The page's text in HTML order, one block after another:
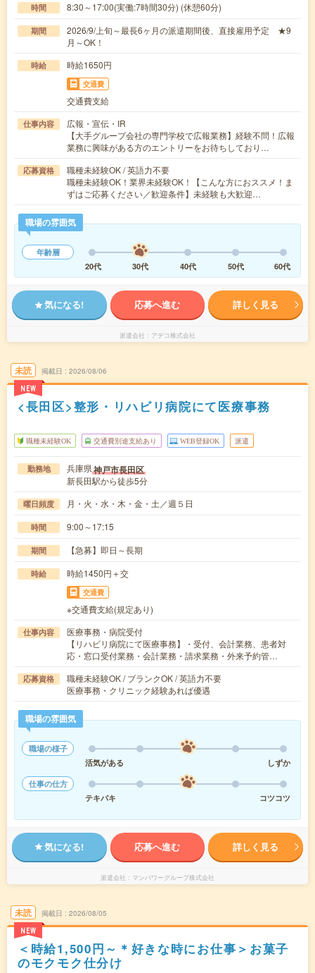
時間 8:30～17:00(実働:7時間30分) (休憩60分)
期間
2026/9/上旬～最長6ヶ月の派遣期間後、直接雇用予定 ★9
月～OK！
時給 時給1650円
交通費
交通費支給
仕事内容
広報・宣伝・IR
【大手グループ会社の専門学校で広報業務】経験不問！広報
業務に興味がある方のエントリーをお待ちしており…
応募資格
職種未経験OK / 英語力不要
職種未経験OK！業界未経験OK！【こんな方におススメ！ま
ずはご応募ください／歓迎条件】未経験も大歓迎…
職場の雰囲気
年齢層
20代
30代 40代 50代 60代
気になる! 応募へ進む 詳しく見る
派遣会社 アデコ株式会社
未読
NEW
掲載日 2026/08/06
<長田区>整形・リハビリ病院にて医療事務
職種未経験OK 交通費別途支給あり WEB登録OK 派遣
勤務地 兵庫県神戸市長田区
新長田駅から徒歩5分
曜日頻度 月・火・水・木・金・土／週５日
時間 9:00～17:15
期間 【急募】即日～長期
時給 時給1450円＋交
交通費
※交通費支給(規定あり)
仕事内容
医療事務・病院受付
【リハビリ病院にて医療事務】・受付、会計業務、患者対
応・窓口受付業務・会計業務・請求業務・外来予約管…
応募資格
職種未経験OK / ブランクOK / 英語力不要
医療事務・クリニック経験あれば優遇
職場の雰囲気
職場の様子
活気がある
しずか
仕事の仕方
テキパキ
コツコツ
気になる! 応募へ進む 詳しく見る
派遣会社 マンパワーグループ株式会社
未読
NEW
掲載日 2026/08/05
＜時給1,500円～＊好きな時にお仕事＞お菓子
のモクモク仕分け